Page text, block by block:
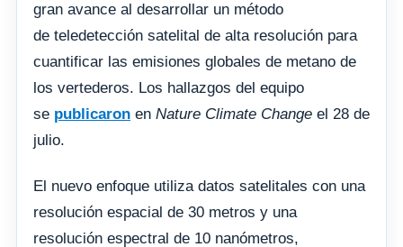
gran avance al desarrollar un método
de teledetección satelital de alta resolución para
cuantificar las emisiones globales de metano de
los vertederos. Los hallazgos del equipo
se publicaron en Nature Climate Change el 28 de
julio.
El nuevo enfoque utiliza datos satelitales con una
resolución espacial de 30 metros y una
resolución espectral de 10 nanómetros,